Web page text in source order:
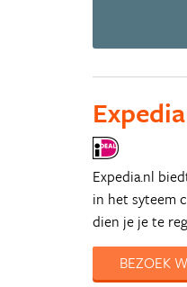
Expedia
Expedia.nl
in het syteem
dien je je te
BEZOEK